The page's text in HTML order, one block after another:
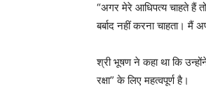
“अगर मेरे आधिपत्य चाहते हैं
बर्बाद नहीं करना चाहता। मैं
श्री भूषण ने कहा था कि
रक्षा” के लिए महत्वपूर्ण है।